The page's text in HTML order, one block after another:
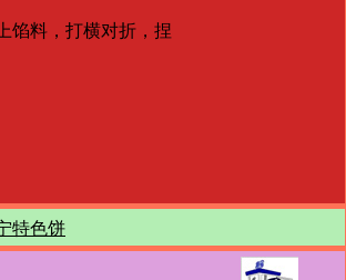
馅料，打横对折，捏
特色饼